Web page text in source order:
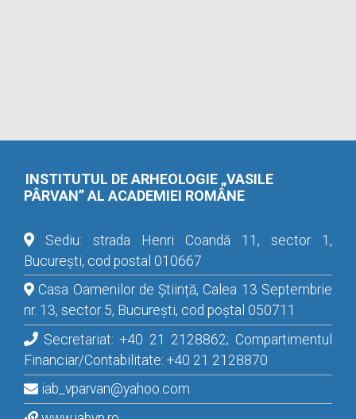
INSTITUTUL DE ARHEOLOGIE „VASILE
PÂRVAN” AL ACADEMIEI ROMÂNE
Sediu: strada Henri Coandă 11, sector 1,
București, cod postal 010667
Casa Oamenilor de Știință, Calea 13 Septembrie
nr. 13, sector 5, București, cod poștal 050711
Secretariat: +40 21 2128862; Compartimentul
Financiar/Contabilitate: +40 21 2128870
iab_vparvan@yahoo.com